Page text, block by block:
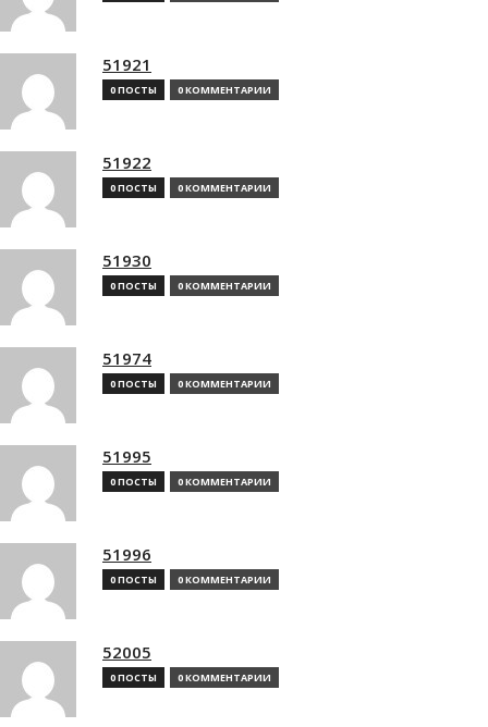
51921
0 ПОСТЫ 0 КОММЕНТАРИИ
51922
0 ПОСТЫ 0 КОММЕНТАРИИ
51930
0 ПОСТЫ 0 КОММЕНТАРИИ
51974
0 ПОСТЫ 0 КОММЕНТАРИИ
51995
0 ПОСТЫ 0 КОММЕНТАРИИ
51996
0 ПОСТЫ 0 КОММЕНТАРИИ
52005
0 ПОСТЫ 0 КОММЕНТАРИИ